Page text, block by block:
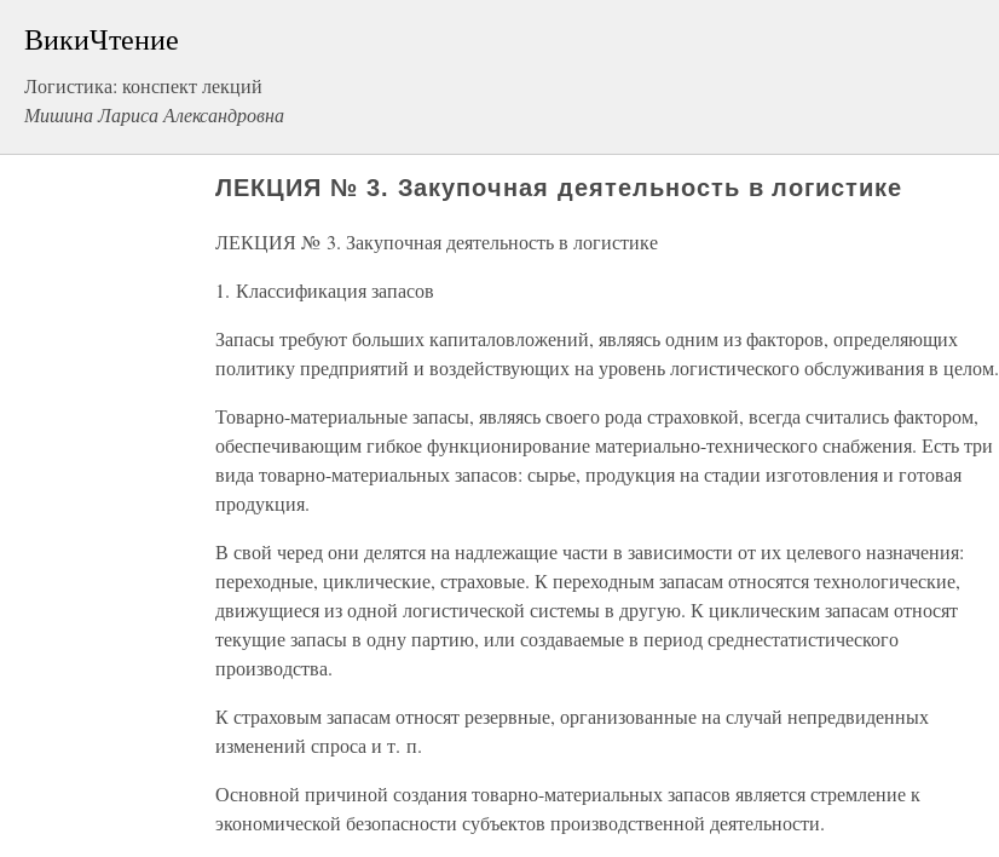
ВикиЧтение
Логистика: конспект лекций
Мишина Лариса Александровна
ЛЕКЦИЯ № 3. Закупочная деятельность в логистике
ЛЕКЦИЯ № 3. Закупочная деятельность в логистике
1. Классификация запасов
Запасы требуют больших капиталовложений, являясь одним из факторов, определяющих
политику предприятий и воздействующих на уровень логистического обслуживания в целом.
Товарно-материальные запасы, являясь своего рода страховкой, всегда считались фактором,
обеспечивающим гибкое функционирование материально-технического снабжения. Есть три
вида товарно-материальных запасов: сырье, продукция на стадии изготовления и готовая
продукция.
В свой черед они делятся на надлежащие части в зависимости от их целевого назначения:
переходные, циклические, страховые. К переходным запасам относятся технологические,
движущиеся из одной логистической системы в другую. К циклическим запасам относят
текущие запасы в одну партию, или создаваемые в период среднестатистического
производства.
К страховым запасам относят резервные, организованные на случай непредвиденных
изменений спроса и т. п.
Основной причиной создания товарно-материальных запасов является стремление к
экономической безопасности субъектов производственной деятельности.